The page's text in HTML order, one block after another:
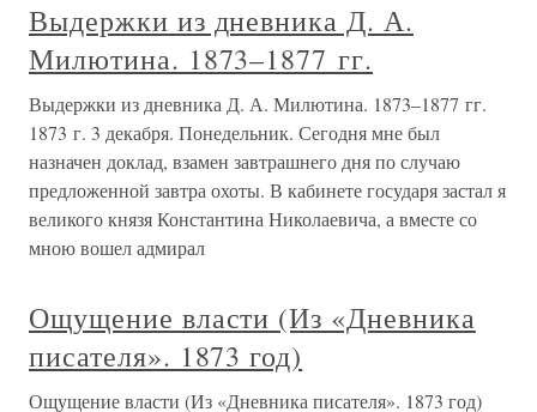
Выдержки из дневника Д. А.
Милютина. 1873–1877 гг.
Выдержки из дневника Д. А. Милютина. 1873–1877 гг.
1873 г. 3 декабря. Понедельник. Сегодня мне был
назначен доклад, взамен завтрашнего дня по случаю
предложенной завтра охоты. В кабинете государя застал я
великого князя Константина Николаевича, а вместе со
мною вошел адмирал
Ощущение власти (Из «Дневника
писателя». 1873 год)
Ощущение власти (Из «Дневника писателя». 1873 год)